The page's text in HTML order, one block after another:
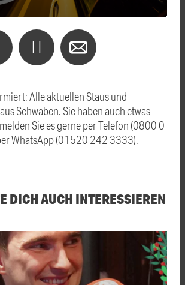
Alle aktuellen Staus und
Schwaben. Sie haben auch etwas
Sie es gerne per Telefon (0800 0
WhatsApp (01520 242 3333).
DICH AUCH INTERESSIEREN